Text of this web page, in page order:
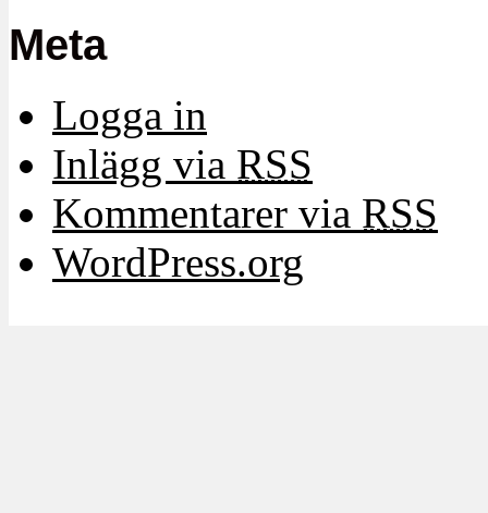
Meta
Logga in
Inlägg via RSS
Kommentarer via RSS
WordPress.org